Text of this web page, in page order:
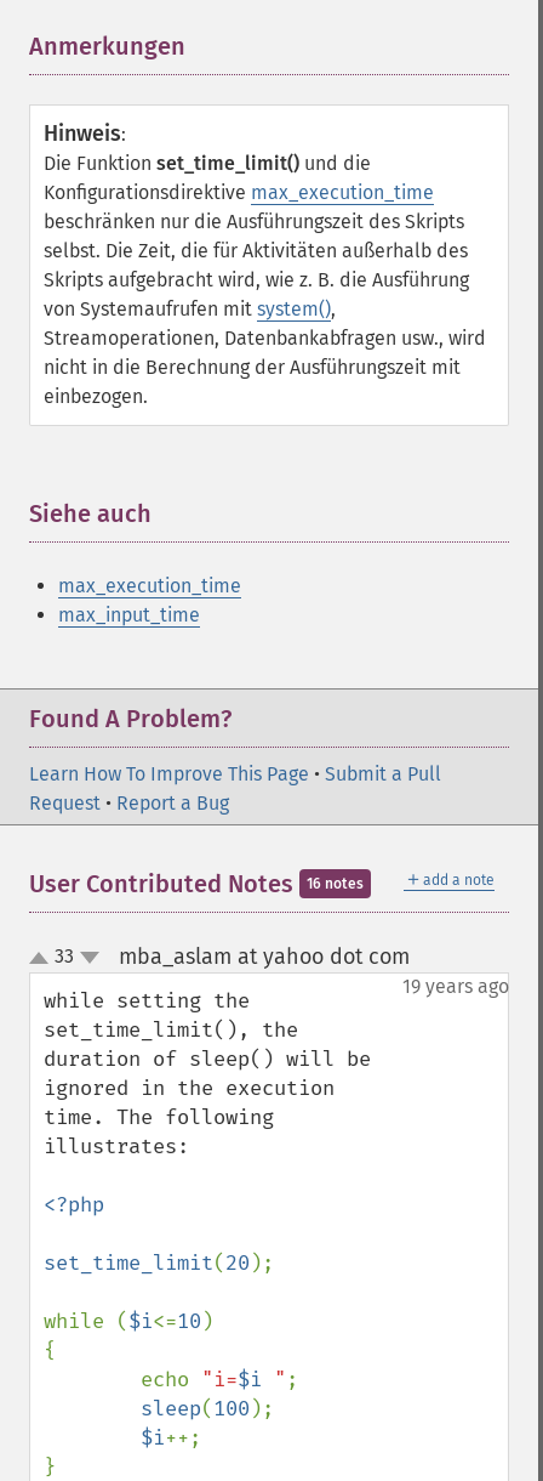
Anmerkungen
Hinweis:
Die Funktion set_time_limit() und die
Konfigurationsdirektive max_execution_time
beschränken nur die Ausführungszeit des Skripts
selbst. Die Zeit, die für Aktivitäten außerhalb des
Skripts aufgebracht wird, wie z. B. die Ausführung
von Systemaufrufen mit system(),
Streamoperationen, Datenbankabfragen usw., wird
nicht in die Berechnung der Ausführungszeit mit
einbezogen.
Siehe auch
max_execution_time
max_input_time
Found A Problem?
Learn How To Improve This Page • Submit a Pull
Request • Report a Bug
＋ add a note
User Contributed Notes 16 notes
up
down
33 mba_aslam at yahoo dot com
19 years ago
while setting the
set_time_limit(), the
duration of sleep() will be
ignored in the execution
time. The following
illustrates:
<?php
set_time_limit(20 );
while ($i<=10 )
{
        echo
"i=$i " ;
sleep(100 );
$i++;
}